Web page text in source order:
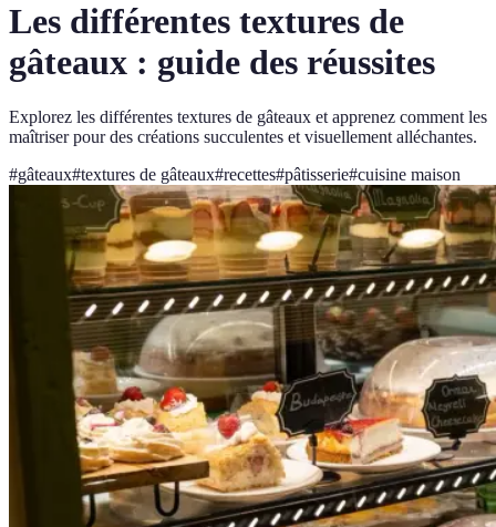
Les différentes textures de
gâteaux : guide des réussites
Explorez les différentes textures de gâteaux et apprenez comment les
maîtriser pour des créations succulentes et visuellement alléchantes.
#gâteaux#textures de gâteaux#recettes#pâtisserie#cuisine maison